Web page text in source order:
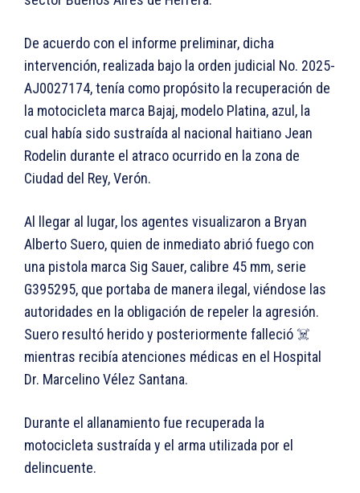
De acuerdo con el informe preliminar, dicha
intervención, realizada bajo la orden judicial No. 2025-
AJ0027174, tenía como propósito la recuperación de
la motocicleta marca Bajaj, modelo Platina, azul, la
cual había sido sustraída al nacional haitiano Jean
Rodelin durante el atraco ocurrido en la zona de
Ciudad del Rey, Verón.
Al llegar al lugar, los agentes visualizaron a Bryan
Alberto Suero, quien de inmediato abrió fuego con
una pistola marca Sig Sauer, calibre 45 mm, serie
G395295, que portaba de manera ilegal, viéndose las
autoridades en la obligación de repeler la agresión.
Suero resultó herido y posteriormente falleció ☠️
mientras recibía atenciones médicas en el Hospital
Dr. Marcelino Vélez Santana.
Durante el allanamiento fue recuperada la
motocicleta sustraída y el arma utilizada por el
delincuente.